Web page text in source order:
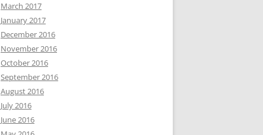
March 2017
January 2017
December 2016
November 2016
October 2016
September 2016
August 2016
July 2016
June 2016